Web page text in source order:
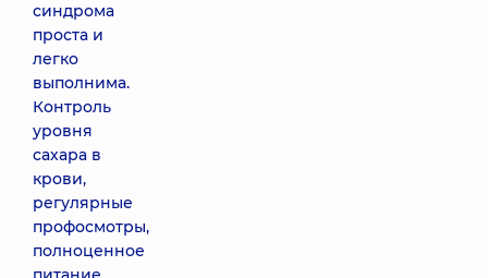
синдрома
проста и
легко
выполнима.
Контроль
уровня
сахара в
крови,
регулярные
профосмотры,
полноценное